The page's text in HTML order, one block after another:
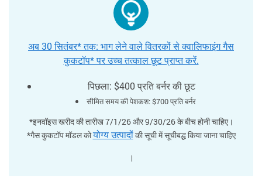
अब 30 सितंबर* तक: भाग लेने वाले वितरकों से क्वालिफाइंग गैस
कुकटॉप* पर उच्च तत्काल छूट प्राप्त करें.
पिछला: $400 प्रति बर्नर की छूट
सीमित समय की पेशकश: $700 प्रति बर्नर
*इनवॉइस खरीद की तारीख 7/1/26 और 9/30/26 के बीच होनी चाहिए।
*गैस कुकटॉप मॉडल कोयोग्य उत्पादोंकी सूची में सूचीबद्ध किया जाना चाहिए
।